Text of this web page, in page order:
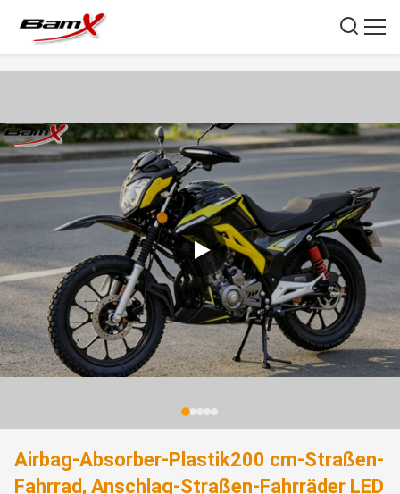
Airbag-Absorber-Plastik200 cm-Straßen-
Fahrrad, Anschlag-Straßen-Fahrräder LED